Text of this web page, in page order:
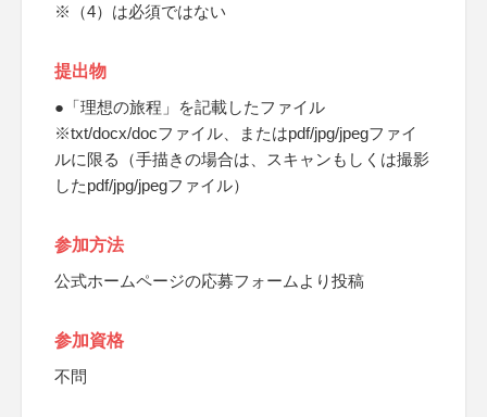
※（4）は必須ではない
提出物
●「理想の旅程」を記載したファイル
※txt/docx/docファイル、またはpdf/jpg/jpegファイ
ルに限る（手描きの場合は、スキャンもしくは撮影
したpdf/jpg/jpegファイル）
参加方法
公式ホームページの応募フォームより投稿
参加資格
不問